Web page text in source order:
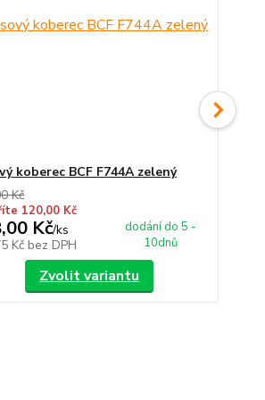
koberec BCF F744A zelený
Kč
120,00 Kč
Kč/ks
Kč bez DPH
dodání do 5 -
10dnů
Zvolit variantu